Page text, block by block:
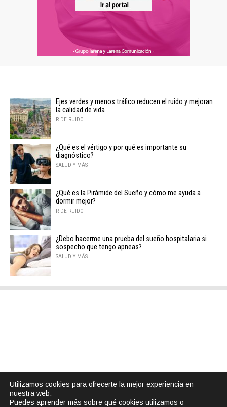
Ejes verdes y menos tráfico reducen el ruido y mejoran
la calidad de vida
R DE RUIDO
¿Qué es el vértigo y por qué es importante su
diagnóstico?
SALUD Y MÁS
¿Qué es la Pirámide del Sueño y cómo me ayuda a
dormir mejor?
R DE RUIDO
¿Debo hacerme una prueba del sueño hospitalaria si
sospecho que tengo apneas?
SALUD Y MÁS
Utilizamos cookies para ofrecerte la mejor experiencia en
nuestra web.
Puedes aprender más sobre qué cookies utilizamos o